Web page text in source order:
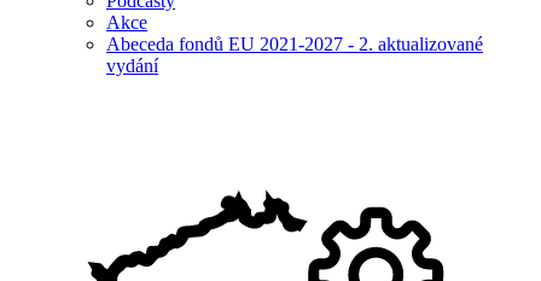
Akce
Abeceda fondů EU 2021-2027 - 2. aktualizované
vydání